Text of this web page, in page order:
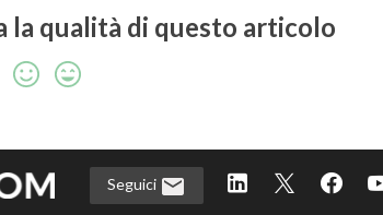
la qualità di questo articolo
Seguici